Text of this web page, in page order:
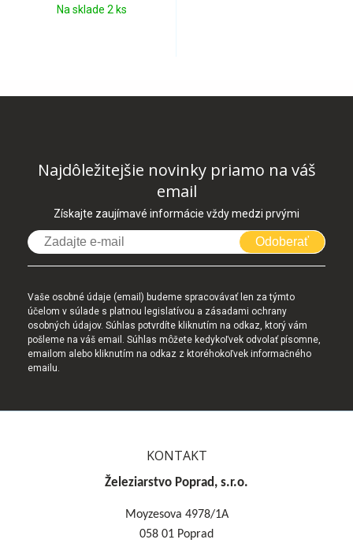
Na sklade 2 ks
Najdôležitejšie novinky priamo na váš
email
Získajte zaujímavé informácie vždy medzi prvými
Odoberať
Vaše osobné údaje (email) budeme spracovávať len za týmto
účelom v súlade s platnou legislatívou a zásadami ochrany
osobných údajov. Súhlas potvrdíte kliknutím na odkaz, ktorý vám
pošleme na váš email. Súhlas môžete kedykoľvek odvolať písomne,
emailom alebo kliknutím na odkaz z ktoréhokoľvek informačného
emailu.
KONTAKT
Železiarstvo Poprad, s.r.o.
Moyzesova 4978/1A
058 01 Poprad